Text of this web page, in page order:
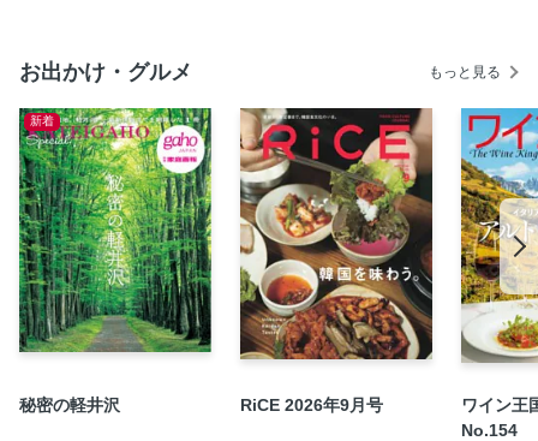
グルメ＆カフェ／道の駅＆マーケットグルメ
1美ら海王道観光
1美ら海王道観光／沖縄美ら海水族館
1美ら海王道観光／恋の島 古宇利島
2名護マリンビュー
3本部の自然＆絶景
4名店揃いの沖縄そば街道
まだある！立ち寄りスポット
6沖縄カルチャーめぐり
お出かけ・グルメ もっと見る
新着
秘密の軽井沢 RiCE 2026年9月号
ワイン王
No.154